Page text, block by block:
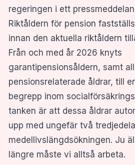
regeringen i ett
Riktåldern för pension
innan den aktuella riktåldern
Från och med år 2026 knyts
garantipensionsåldern, samt
pensionsrelaterade åldrar, till
begrepp inom
tanken är att dessa åldrar
upp med ungefär två
medellivslängdsökningen. Ju
längre måste vi alltså arbeta.